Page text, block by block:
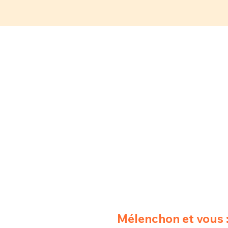
Mélenchon et vous